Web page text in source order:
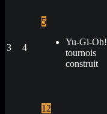
3 4
5
Yu-Gi-Oh!
tournois
construit
12